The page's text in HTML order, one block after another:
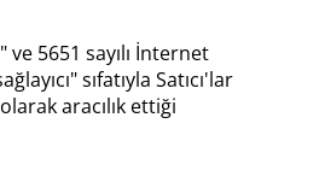
5651 sayılı İnternet
sıfatıyla Satıcı'lar
aracılık ettiği